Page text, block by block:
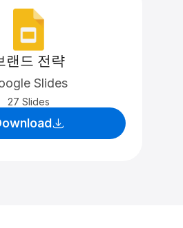
랜드 전략
Slides
27 Slides